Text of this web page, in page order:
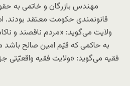
مهندس بازرگان و خاتمی به
قانونمندی حکومت معتقد بودند.
ولایت می‌گوید: «مردم ناقصند و
به حاکمی که قیّم امین صالح باشد
فقیه می‌گوید: «ولایت فقیه واقعیّتی